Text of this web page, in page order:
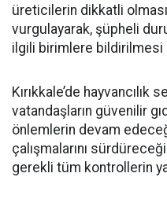
üreticilerin dikkatli
vurgulayarak, şüpheli
ilgili birimlere
Kırıkkale’de
vatandaşların güvenilir
önlemlerin devam
çalışmalarını
gerekli tüm kontrollerin